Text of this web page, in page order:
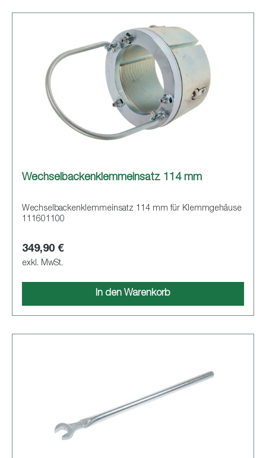
Wechselbackenklemmeinsatz 114 mm
Wechselbackenklemmeinsatz 114 mm für Klemmgehäuse
111601100
349,90 €
exkl. MwSt.
In den Warenkorb